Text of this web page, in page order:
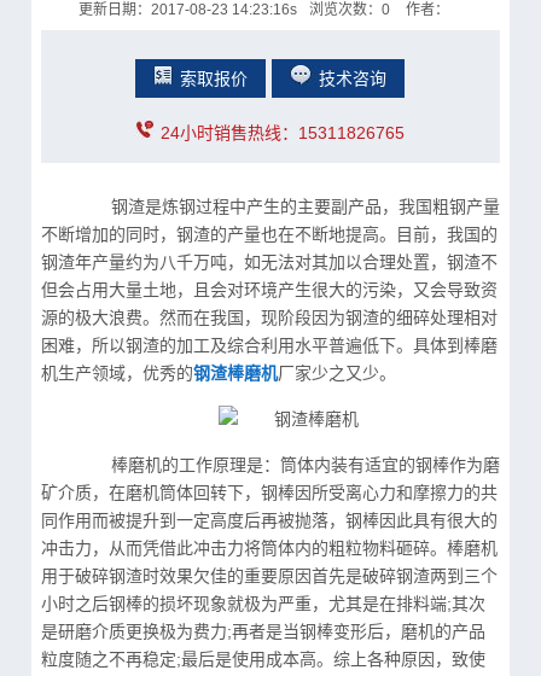
更新日期：2017-08-23 14:23:16s 浏览次数：0 作者：
索取报价 技术咨询
24小时销售热线：15311826765
钢渣是炼钢过程中产生的主要副产品，我国粗钢产量
不断增加的同时，钢渣的产量也在不断地提高。目前，我国的
钢渣年产量约为八千万吨，如无法对其加以合理处置，钢渣不
但会占用大量土地，且会对环境产生很大的污染，又会导致资
源的极大浪费。然而在我国，现阶段因为钢渣的细碎处理相对
困难，所以钢渣的加工及综合利用水平普遍低下。具体到棒磨
机生产领域，优秀的钢渣棒磨机厂家少之又少。
棒磨机的工作原理是：筒体内装有适宜的钢棒作为磨
矿介质，在磨机筒体回转下，钢棒因所受离心力和摩擦力的共
同作用而被提升到一定高度后再被抛落，钢棒因此具有很大的
冲击力，从而凭借此冲击力将筒体内的粗粒物料砸碎。棒磨机
用于破碎钢渣时效果欠佳的重要原因首先是破碎钢渣两到三个
小时之后钢棒的损坏现象就极为严重，尤其是在排料端;其次
是研磨介质更换极为费力;再者是当钢棒变形后，磨机的产品
粒度随之不再稳定;最后是使用成本高。综上各种原因，致使